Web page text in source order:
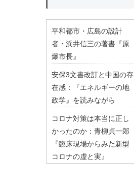
平和都市・広島の設計
者・浜井信三の著書『原
爆市長』
安保3文書改訂と中国の存
在感：『エネルギーの地
政学』を読みながら
コロナ対策は本当に正し
かったのか：青柳貞一郎
『臨床現場からみた新型
コロナの虚と実』